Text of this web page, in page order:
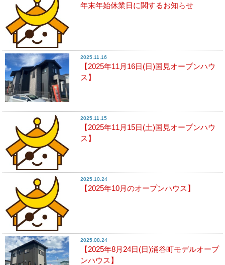
年末年始休業日に関するお知らせ
2025.11.16
【2025年11月16日(日)国見オープンハウ
ス】
2025.11.15
【2025年11月15日(土)国見オープンハウ
ス】
2025.10.24
【2025年10月のオープンハウス】
2025.08.24
【2025年8月24日(日)涌谷町モデルオープ
ンハウス】